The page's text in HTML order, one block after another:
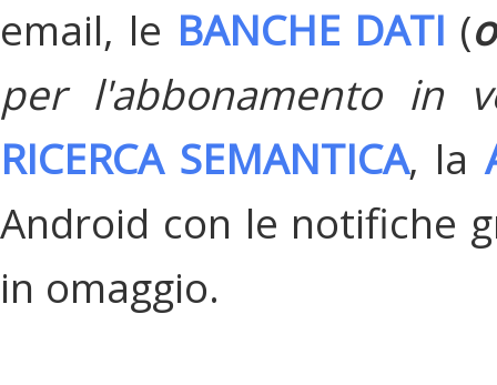
email, le BANCHE DATI (
per l'abbonamento in
RICERCA SEMANTICA, la
Android con le notifiche
in omaggio.